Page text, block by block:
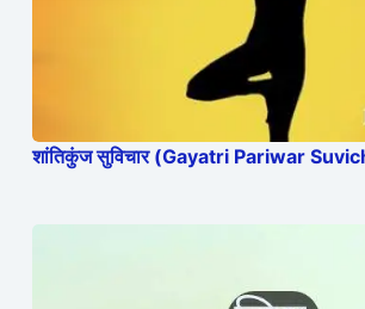
शांतिकुंज सुविचार (Gayatri Pariwar